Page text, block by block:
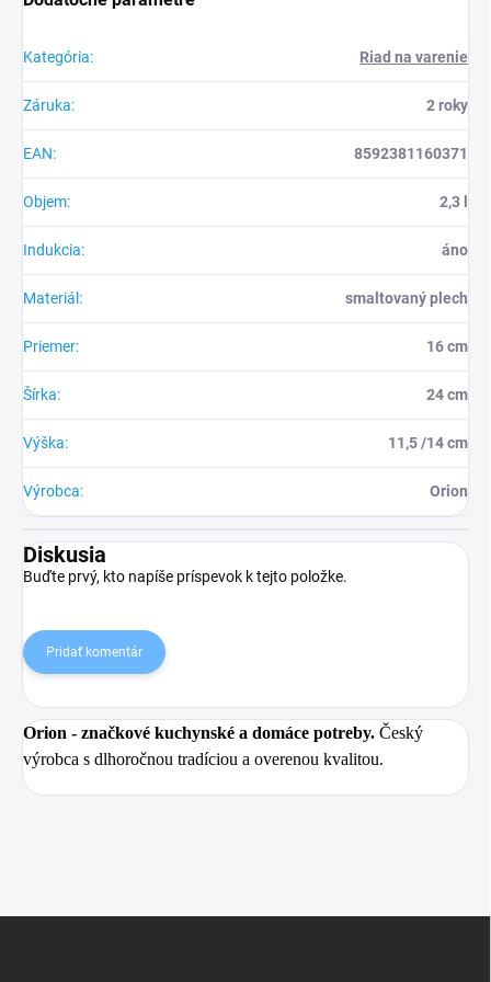
Kategória: Riad na varenie
Záruka: 2 roky
EAN: 8592381160371
Objem: 2,3 l
Indukcia: áno
Materiál : smaltovaný plech
Priemer: 16 cm
Šírka: 24 cm
Výška: 11,5 /14 cm
Výrobca: Orion
Diskusia
Buďte prvý, kto napíše príspevok k tejto položke.
Pridať komentár
Orion - značkové kuchynské a domáce potreby. Český
výrobca s dlhoročnou tradíciou a overenou kvalitou.